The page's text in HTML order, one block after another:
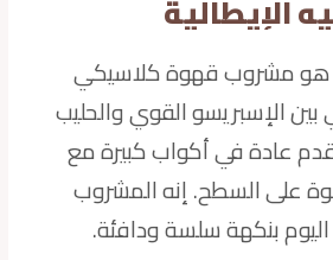
الإيطالية
هو مشروب قهوة كلاسيكي
بين الإسبريسو القوي والحليب
يقدم عادة في أكواب كبيرة مع
على السطح. إنه المشروب
اليوم بنكهة سلسة ودافئة.